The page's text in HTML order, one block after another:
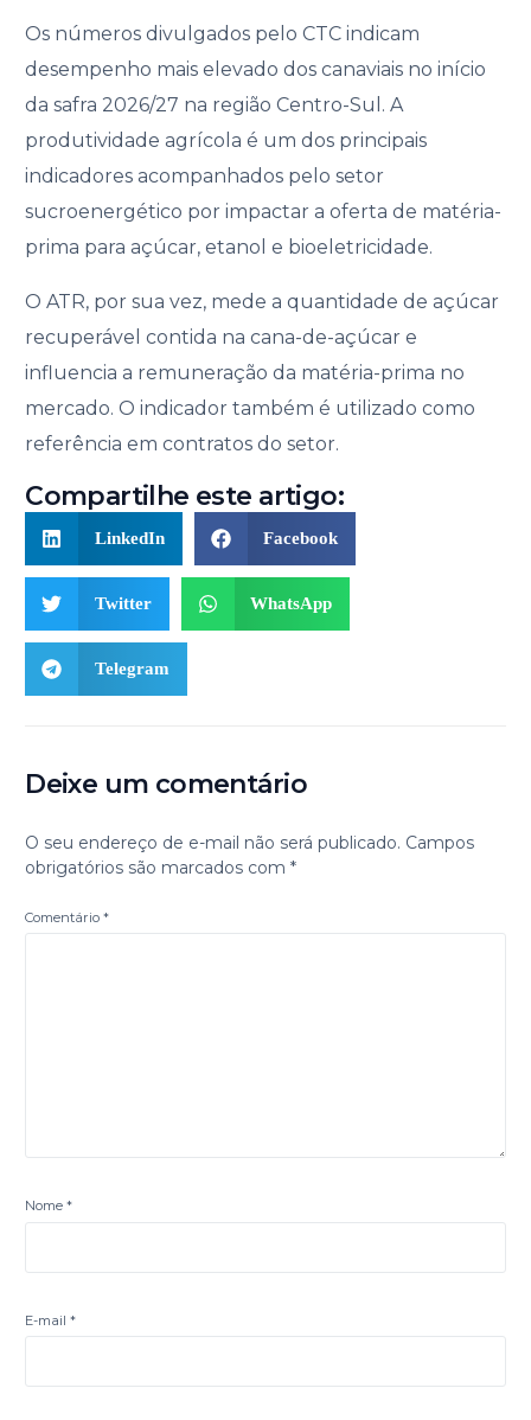
Os números divulgados pelo CTC indicam
desempenho mais elevado dos canaviais no início
da safra 2026/27 na região Centro-Sul. A
produtividade agrícola é um dos principais
indicadores acompanhados pelo setor
sucroenergético por impactar a oferta de matéria-
prima para açúcar, etanol e bioeletricidade.
O ATR, por sua vez, mede a quantidade de açúcar
recuperável contida na cana-de-açúcar e
influencia a remuneração da matéria-prima no
mercado. O indicador também é utilizado como
referência em contratos do setor.
Compartilhe este artigo:
LinkedIn Facebook
Twitter WhatsApp
Telegram
Deixe um comentário
O seu endereço de e-mail não será publicado. Campos
obrigatórios são marcados com*
Comentário*
Nome*
E-mail*